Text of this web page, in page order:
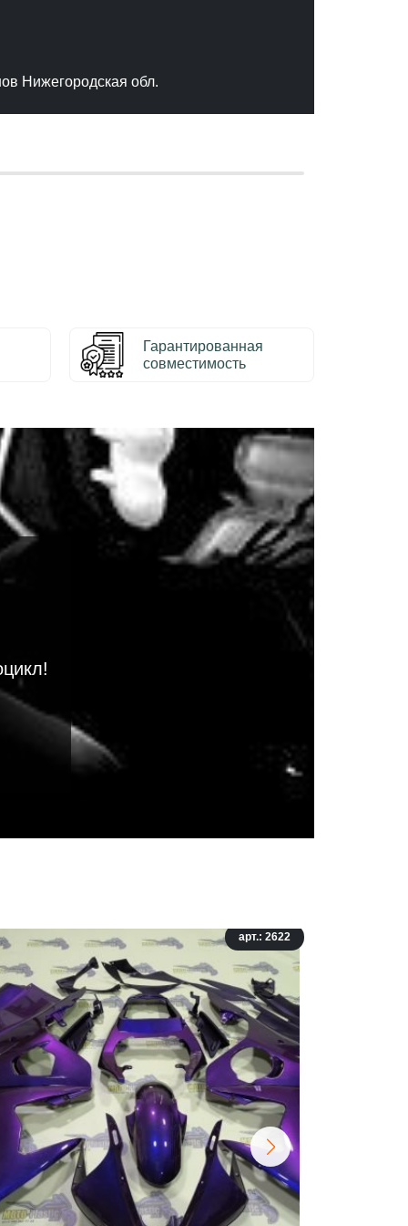
Нижегородская обл.
Гарантированная
совместимость
арт.: 2622